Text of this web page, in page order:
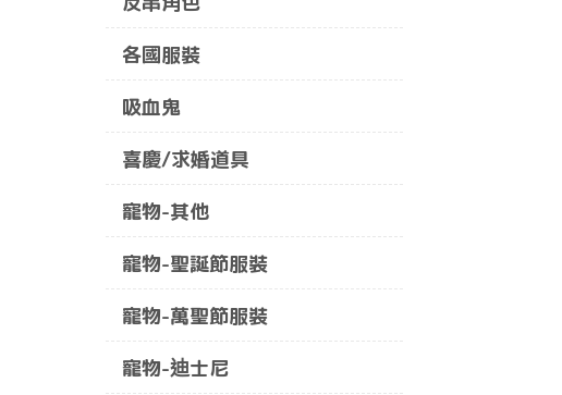
各國服裝
吸血鬼
喜慶/求婚道具
寵物-其他
寵物-聖誕節服裝
寵物-萬聖節服裝
寵物-迪士尼